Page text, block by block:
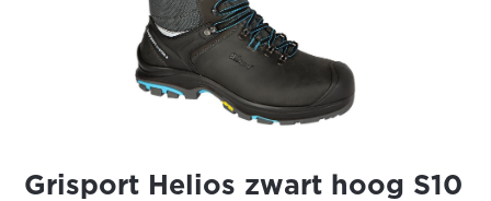
Grisport Helios zwart hoog S10